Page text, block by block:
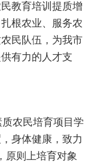
教育培训提质增
根农业、服务农
民队伍，为我市
有力的人才支
农民培育项目学
身体健康，致力
原则上培育对象